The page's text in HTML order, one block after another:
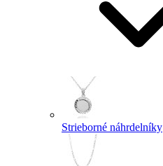
Strieborné náhrdelníky